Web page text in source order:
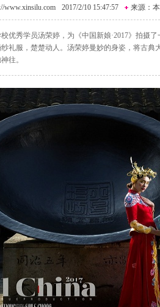
www.xinsilu.com 2017/2/10 15:47:57 来源：
优秀学员汤荣婷，为《中国新娘·2017》拍摄
礼服，楚楚动人。汤荣婷曼妙的身姿，将古典
往。